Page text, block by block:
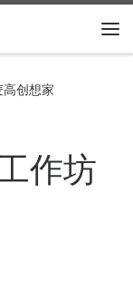
高创想家
作坊